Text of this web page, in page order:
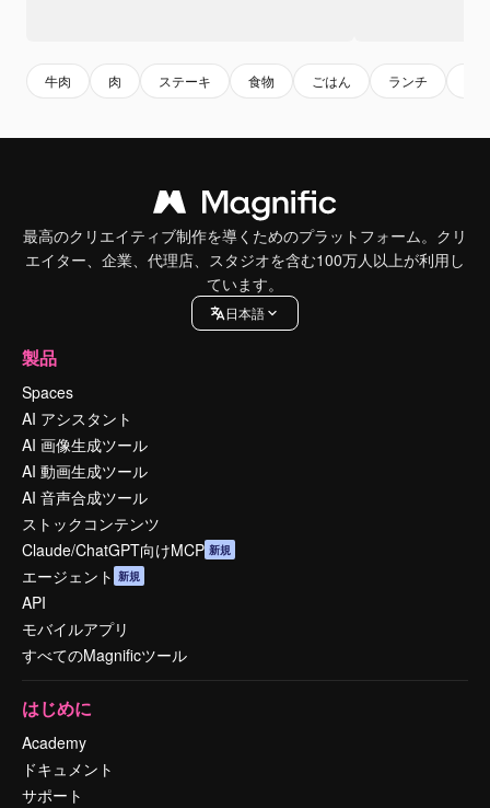
牛肉 肉 ステーキ 食物 ごはん ランチ
最高のクリエイティブ制作を導くためのプラットフォーム。クリ
エイター、企業、代理店、スタジオを含む100万人以上が利用し
ています。
日本語
製品
Spaces
AI アシスタント
AI 画像生成ツール
AI 動画生成ツール
AI 音声合成ツール
ストックコンテンツ
Claude/ChatGPT向けMCP 新規
エージェント 新規
API
モバイルアプリ
すべてのMagnificツール
はじめに
Academy
ドキュメント
サポート